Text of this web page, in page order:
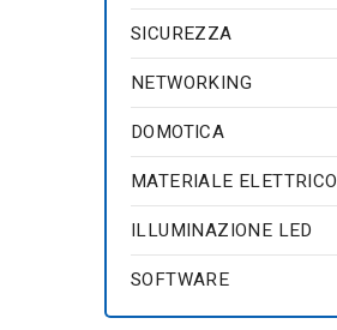
SICUREZZA
NETWORKING
DOMOTICA
MATERIALE ELETTRICO
ILLUMINAZIONE LED
SOFTWARE